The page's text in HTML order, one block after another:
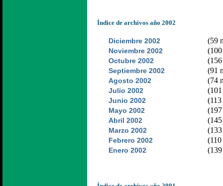
Índice de archivos año 2002
Diciembre 2002 (59
Noviembre 2002
Octubre 2002
Septiembre 2002 (91
Agosto 2002 (74
Julio 2002
Junio 2002
Mayo 2002
Abril 2002
Marzo 2002
Febrero 2002
Enero 2002